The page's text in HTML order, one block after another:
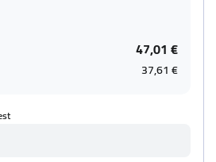
47,01 €
37,61 €